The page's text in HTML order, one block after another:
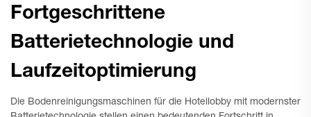
Fortgeschrittene
Batterietechnologie und
Laufzeitoptimierung
Die Bodenreinigungsmaschinen für die Hotellobby mit modernster